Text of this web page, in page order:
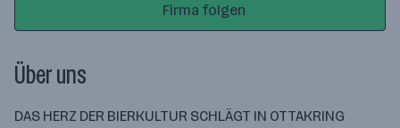
Firma folgen
Über uns
DAS HERZ DER BIERKULTUR SCHLÄGT IN OTTAKRING